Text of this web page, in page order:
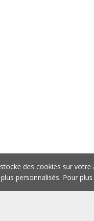
des cookies sur
personnalisés. Pour